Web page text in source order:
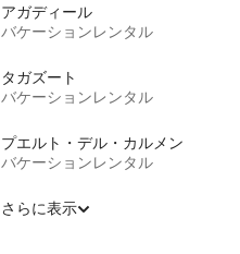
アガディール
バケーションレンタル
タガズート
バケーションレンタル
プエルト・デル・カルメン
バケーションレンタル
さらに表示